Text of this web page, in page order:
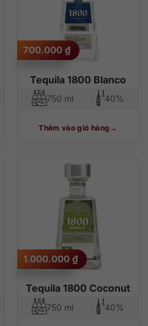
Tequila 1800 Blanco
700.000 ₫
750 ml 40%
Thêm vào giỏ hàng
Tequila 1800 Coconut
1.000.000 ₫
750 ml 40%